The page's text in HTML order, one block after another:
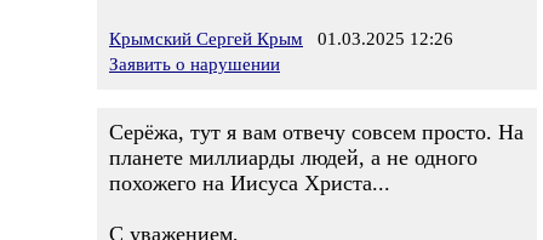
Крымский Сергей Крым 01.03.2025 12:26
Заявить о нарушении
Серёжа, тут я вам отвечу совсем просто. На
планете миллиарды людей, а не одного
похожего на Иисуса Христа...
С уважением,